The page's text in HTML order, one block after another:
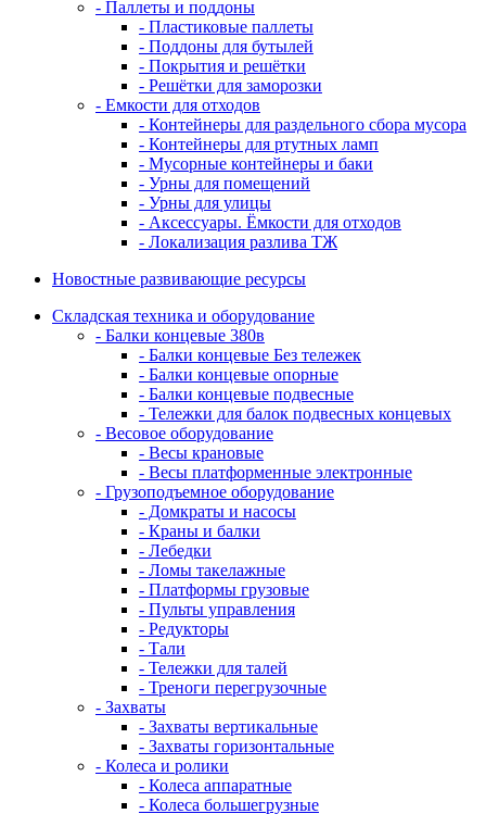
- Паллеты и поддоны
- Пластиковые паллеты
- Поддоны для бутылей
- Покрытия и решётки
- Решётки для заморозки
- Емкости для отходов
- Контейнеры для раздельного сбора мусора
- Контейнеры для ртутных ламп
- Мусорные контейнеры и баки
- Урны для помещений
- Урны для улицы
- Аксессуары. Ёмкости для отходов
- Локализация разлива ТЖ
Новостные развивающие ресурсы
Складская техника и оборудование
- Балки концевые 380в
- Балки концевые Без тележек
- Балки концевые опорные
- Балки концевые подвесные
- Тележки для балок подвесных концевых
- Весовое оборудование
- Весы крановые
- Весы платформенные электронные
- Грузоподъемное оборудование
- Домкраты и насосы
- Краны и балки
- Лебедки
- Ломы такелажные
- Платформы грузовые
- Пульты управления
- Редукторы
- Тали
- Тележки для талей
- Треноги перегрузочные
- Захваты
- Захваты вертикальные
- Захваты горизонтальные
- Колеса и ролики
- Колеса аппаратные
- Колеса большегрузные